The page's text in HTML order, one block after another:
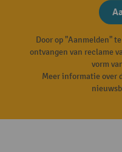
Door op "Aanmelden"
ontvangen van reclame
vorm
Meer informatie over